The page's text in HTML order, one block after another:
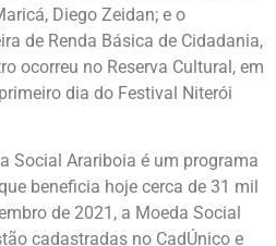
Diego Zeidan; e o
de Renda Básica de Cidadania,
ocorreu no Reserva Cultural, em
dia do Festival Niterói
Social Arariboia é um programa
beneficia hoje cerca de 31 mil
de 2021, a Moeda Social
cadastradas no CadÚnico e